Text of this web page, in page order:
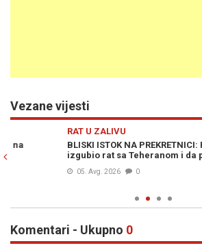
Vezane vijesti
RAT U ZALIVU
BLISKI ISTOK NA PREKRETNICI: Ray
izgubio rat sa Teheranom i da prijeti
0
Komentari - Ukupno 0